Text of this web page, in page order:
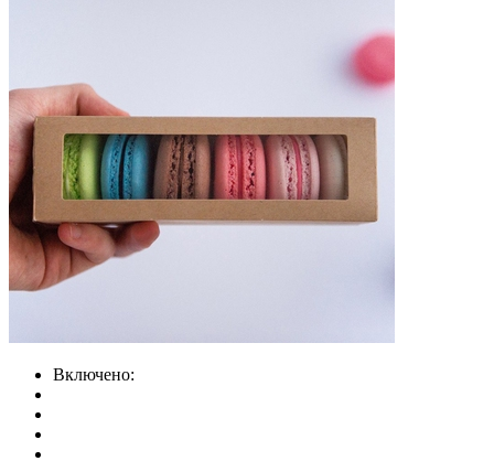
Включено: